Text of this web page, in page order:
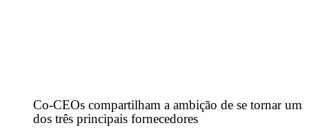
Co-CEOs compartilham a ambição de se tornar um
dos três principais fornecedores